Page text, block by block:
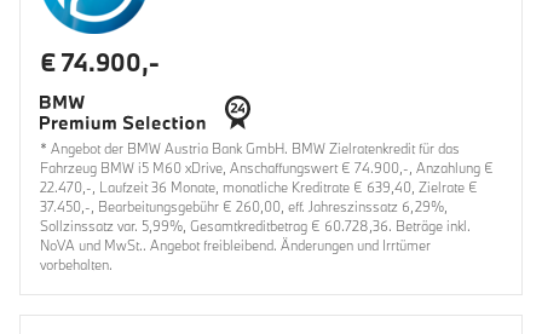
€ 74.900,-
* Angebot der BMW Austria Bank GmbH. BMW Zielratenkredit für das
Fahrzeug BMW i5 M60 xDrive, Anschaffungswert € 74.900,-, Anzahlung €
22.470,-, Laufzeit 36 Monate, monatliche Kreditrate € 639,40, Zielrate €
37.450,-, Bearbeitungsgebühr € 260,00, eff. Jahreszinssatz 6,29%,
Sollzinssatz var. 5,99%, Gesamtkreditbetrag € 60.728,36. Beträge inkl.
NoVA und MwSt.. Angebot freibleibend. Änderungen und Irrtümer
vorbehalten.